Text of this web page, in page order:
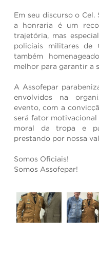
Em seu discurso o
a honraria é um
trajetória, mas
policiais militares de
também
melhor para garantir a
A Assofepar
envolvidos na
evento, com a
será fator
moral da tropa e
prestando por nossa
Somos Oficiais!
Somos Assofepar!